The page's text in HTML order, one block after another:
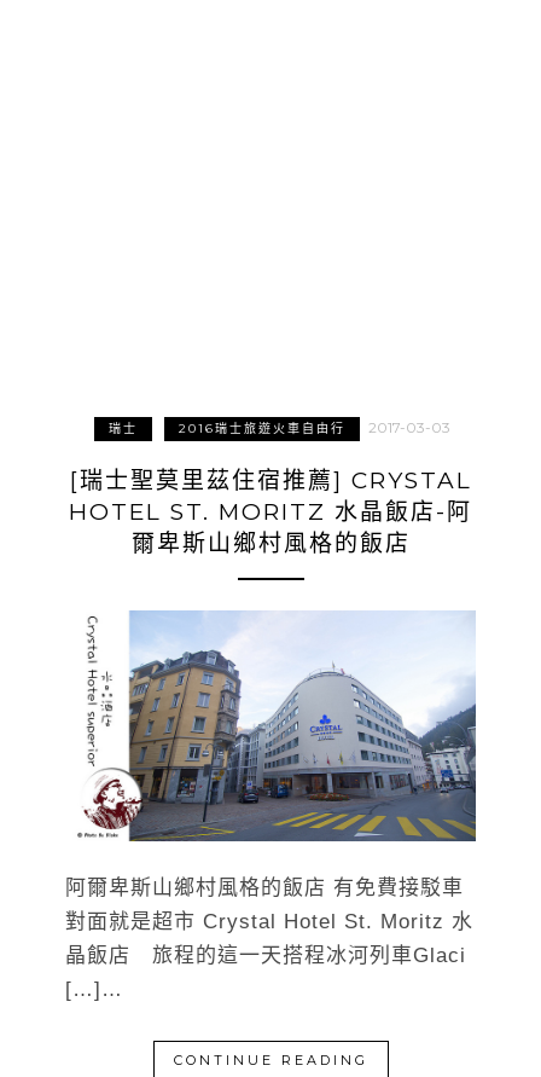
瑞士 2016瑞士旅遊火車自由行 2017-03-03
[瑞士聖莫里茲住宿推薦] CRYSTAL
HOTEL ST. MORITZ 水晶飯店-阿
爾卑斯山鄉村風格的飯店
阿爾卑斯山鄉村風格的飯店 有免費接駁車
對面就是超市 Crystal Hotel St. Moritz 水
晶飯店 旅程的這一天搭程冰河列車Glaci
[…]…
CONTINUE READING